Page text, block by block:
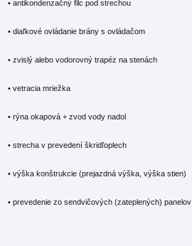
• antikondenzačný filc pod strechou
• diaľkové ovládanie brány s ovládačom
• zvislý alebo vodorovný trapéz na stenách
• vetracia mriežka
• rýna okapová + zvod vody nadol
• strecha v prevedení škridľoplech
• výška konštrukcie (prejazdná výška, výška stien)
• prevedenie zo sendvičových (zateplených) panelov